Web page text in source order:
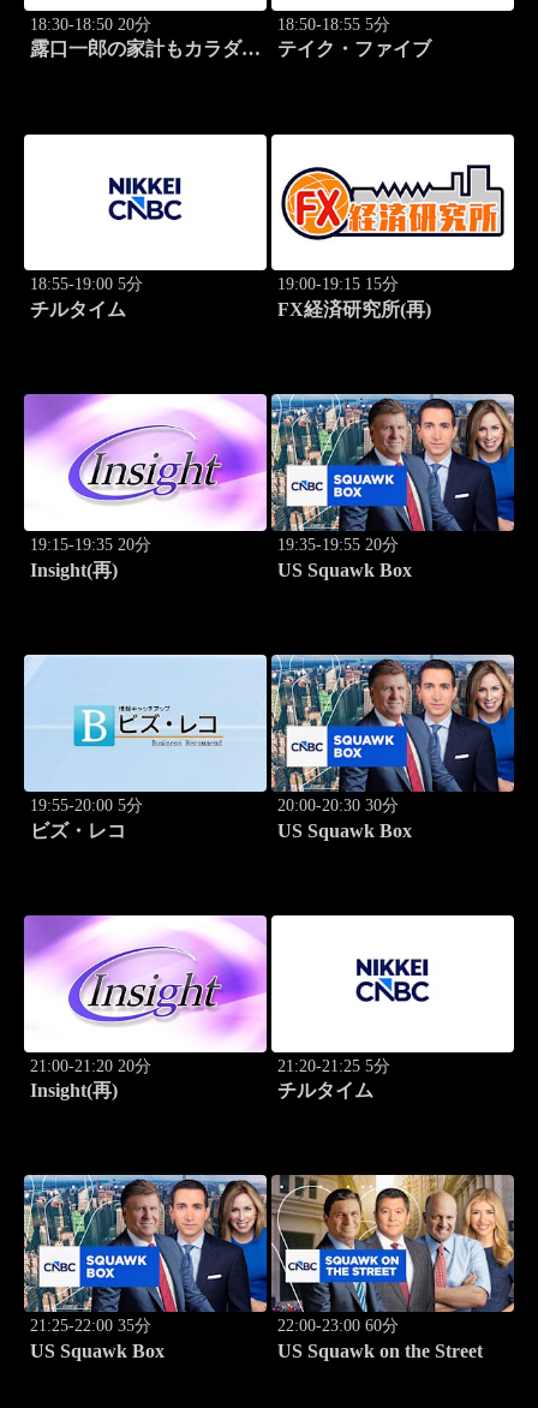
18:30-18:50 20分
露口一郎の家計もカラダも
18:50-18:55 5分
テイク・ファイブ
18:55-19:00 5分
チルタイム
19:00-19:15 15分
FX経済研究所(再)
19:15-19:35 20分
Insight(再)
19:35-19:55 20分
US Squawk Box
19:55-20:00 5分
ビズ・レコ
20:00-20:30 30分
US Squawk Box
21:00-21:20 20分
Insight(再)
21:20-21:25 5分
チルタイム
21:25-22:00 35分
US Squawk Box
22:00-23:00 60分
US Squawk on the Street